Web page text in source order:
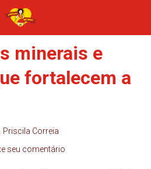
minerais e
fortalecem a
Priscila Correia
seu comentário